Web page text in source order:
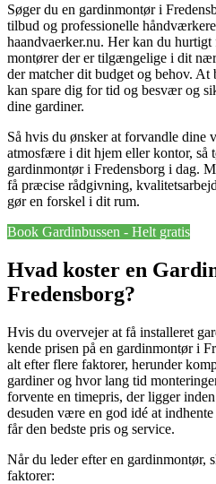
Søger du en gardinmontør i
tilbud og professionelle
haandvaerker.nu. Her kan du
montører der er tilgængelige i dit
der matcher dit budget og behov. At
kan spare dig for tid og besvær og
dine gardiner.
Så hvis du ønsker at forvandle dine
atmosfære i dit hjem eller kontor, så
gardinmontør i Fredensborg i dag.
få præcise rådgivning,
gør en forskel i dit rum.
Book Gardinbussen - Helt gratis
Hvad koster en
Fredensborg?
Hvis du overvejer at få installeret
kende prisen på en gardinmontør i
alt efter flere faktorer, herunder
gardiner og hvor lang tid
forvente en timepris, der ligger
desuden være en god idé at
får den bedste pris og service.
Når du leder efter en gardinmontør,
faktorer: